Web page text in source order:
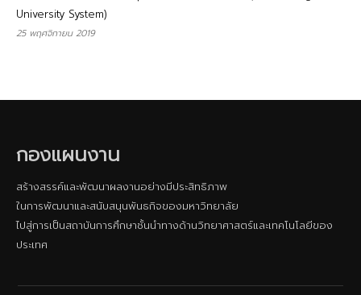
University System)
25 พฤศจิกายน 2019
กองแผนงาน
สร้างสรรค์และพัฒนาผลงานอย่างมีประสิทธิภาพ
ในการพัฒนาและสนับสนุนพันธกิจของมหาวิทยาลัย
ไปสู่การเป็นสถาบันการศึกษาชั้นนําทางด้านวิทยาศาสตร์และเทคโนโลยีของ
ประเทศ